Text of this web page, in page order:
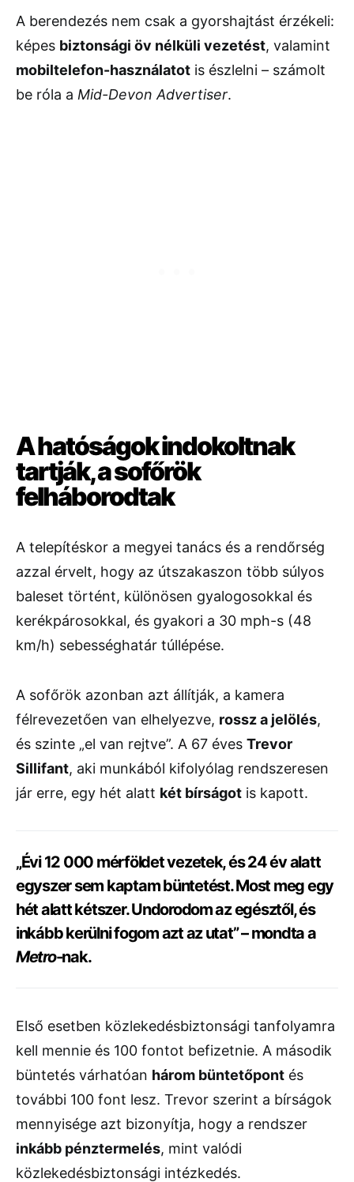
A berendezés nem csak a gyorshajtást érzékeli:
képes biztonsági öv nélküli vezetést, valamint
mobiltelefon-használatot is észlelni – számolt
be róla a Mid-Devon Advertiser.
A hatóságok indokoltnak
tartják, a sofőrök
felháborodtak
A telepítéskor a megyei tanács és a rendőrség
azzal érvelt, hogy az útszakaszon több súlyos
baleset történt, különösen gyalogosokkal és
kerékpárosokkal, és gyakori a 30 mph-s (48
km/h) sebességhatár túllépése.
A sofőrök azonban azt állítják, a kamera
félrevezetően van elhelyezve, rossz a jelölés,
és szinte „el van rejtve”. A 67 éves Trevor
Sillifant, aki munkából kifolyólag rendszeresen
jár erre, egy hét alatt két bírságot is kapott.
„Évi 12 000 mérföldet vezetek, és 24 év alatt
egyszer sem kaptam büntetést. Most meg egy
hét alatt kétszer. Undorodom az egésztől, és
inkább kerülni fogom azt az utat” – mondta a
Metro-nak.
Első esetben közlekedésbiztonsági tanfolyamra
kell mennie és 100 fontot befizetnie. A második
büntetés várhatóan három büntetőpont és
további 100 font lesz. Trevor szerint a bírságok
mennyisége azt bizonyítja, hogy a rendszer
inkább pénztermelés, mint valódi
közlekedésbiztonsági intézkedés.